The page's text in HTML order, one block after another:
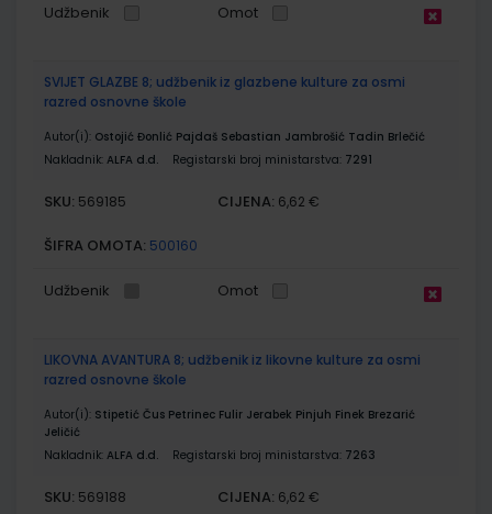
Udžbenik Omot
SVIJET GLAZBE 8; udžbenik iz glazbene kulture za osmi
razred osnovne škole
Autor(i): Ostojić Đonlić Pajdaš Sebastian Jambrošić Tadin Brlečić
Nakladnik: ALFA d.d. Registarski broj ministarstva: 7291
SKU: 569185 CIJENA: 6,62 €
ŠIFRA OMOTA: 500160
Udžbenik Omot
LIKOVNA AVANTURA 8; udžbenik iz likovne kulture za osmi
razred osnovne škole
Autor(i): Stipetić Čus Petrinec Fulir Jerabek Pinjuh Finek Brezarić
Jeličić
Nakladnik: ALFA d.d. Registarski broj ministarstva: 7263
SKU: 569188 CIJENA: 6,62 €